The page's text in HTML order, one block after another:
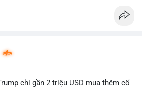
chi gần 2 triệu USD mua thêm cổ